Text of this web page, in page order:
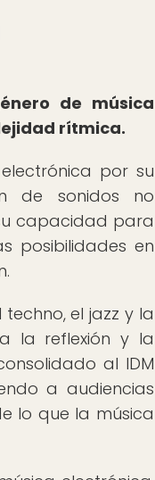
de música
rítmica.
por su
de sonidos no
capacidad para
posibilidades en
el jazz y la
la reflexión y la
al IDM
a audiencias
lo que la música